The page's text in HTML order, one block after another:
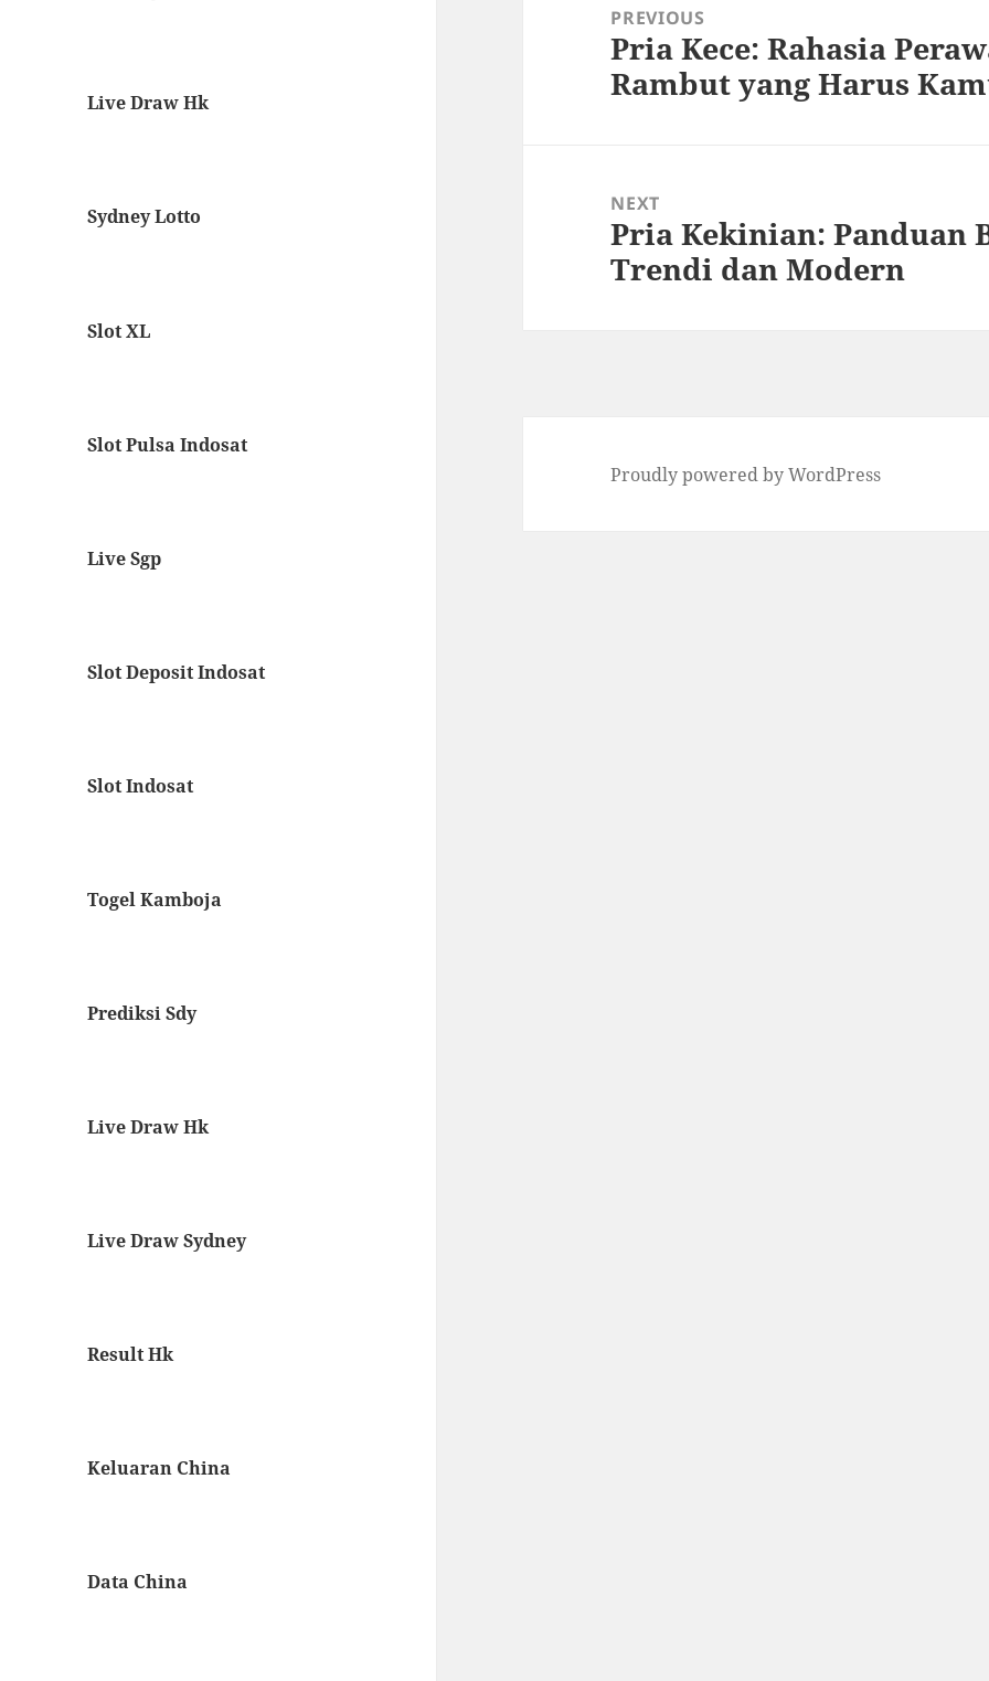
Live Draw Hk
Sydney Lotto
Slot XL
Slot Pulsa Indosat
Live Sgp
Slot Deposit Indosat
Slot Indosat
Togel Kamboja
Prediksi Sdy
Live Draw Hk
Live Draw Sydney
Result Hk
Keluaran China
Data China
navigationPREVIOUS
Previous
post:
Pria Kece: Rahasia
Rambut yang Harus
NEXT
Next
post:
Pria Kekinian: Panduan
Trendi dan Modern
Proudly powered by WordPress